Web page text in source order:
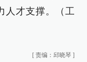
人才支撑。（工
[ 责编：邱晓琴 ]